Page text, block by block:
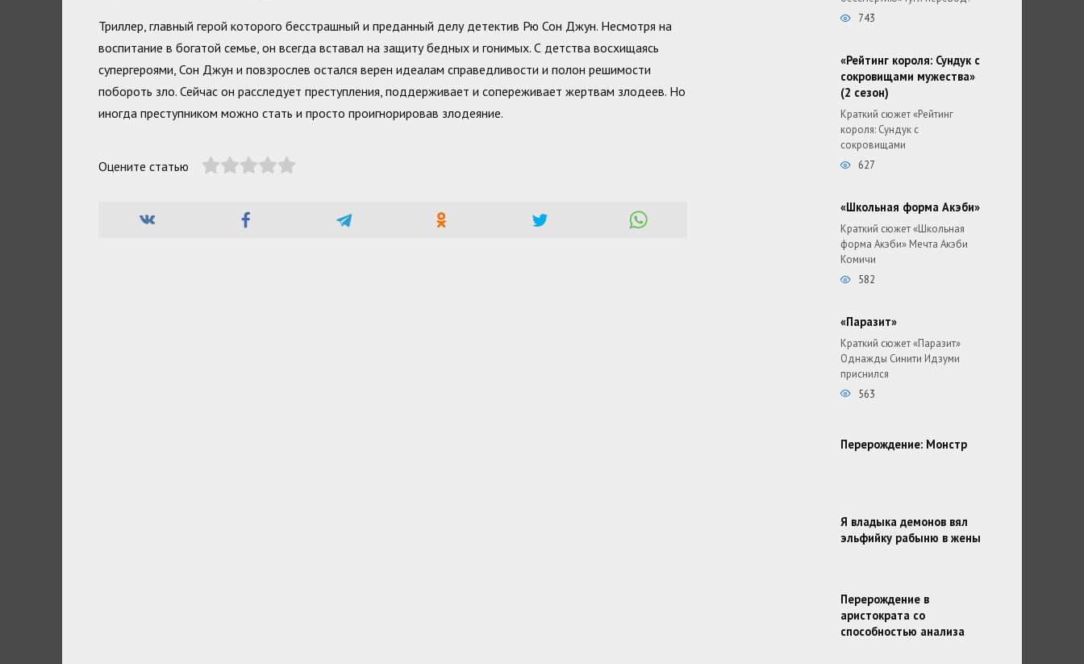
Триллер, главный герой которого бесстрашный и преданный делу детектив Рю Сон Джун. Несмотря на
воспитание в богатой семье, он всегда вставал на защиту бедных и гонимых. С детства восхищаясь
супергероями, Сон Джун и повзрослев остался верен идеалам справедливости и полон решимости
побороть зло. Сейчас он расследует преступления, поддерживает и сопереживает жертвам злодеев. Но
иногда преступником можно стать и просто проигнорировав злодеяние.
Оцените статью
743
«Рейтинг короля: Сундук с
сокровищами мужества»
(2 сезон)
Краткий сюжет «Рейтинг
короля: Сундук с
сокровищами
627
«Школьная форма Акэби»
Краткий сюжет «Школьная
форма Акэби» Мечта Акэби
Комичи
582
«Паразит»
Краткий сюжет «Паразит»
Однажды Синити Идзуми
приснился
563
Перерождение: Монстр
Я владыка демонов вял
эльфийку рабыню в жены
Перерождение в
аристократа со
способностью анализа